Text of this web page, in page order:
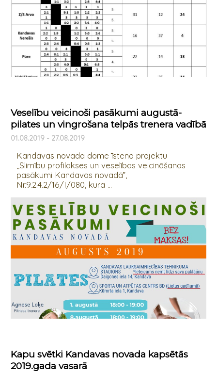
Veselību veicinoši pasākumi augustā-
pilates un vingrošana telpās trenera vadībā
01.08.2019 - 27.08.2019
Kandavas novada dome īsteno projektu
„Slimību profilakses un veselības veicināšanas
pasākumi Kandavas novadā”,
Nr.9.2.4.2/16/I/080, kura ...
Kapu svētki Kandavas novada kapsētās
2019.gada vasarā